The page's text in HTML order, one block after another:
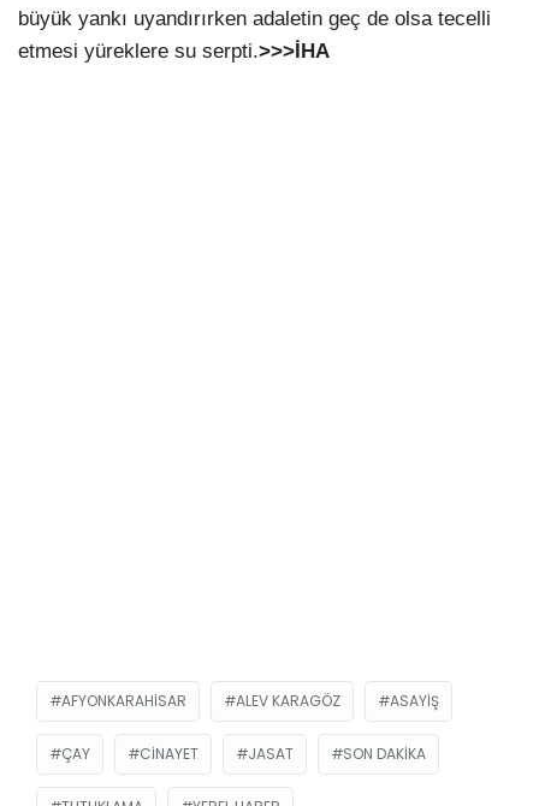
büyük yankı uyandırırken adaletin geç de olsa tecelli
etmesi yüreklere su serpti.>>>İHA
AFYONKARAHISAR ALEV KARAGÖZ ASAYIŞ
ÇAY CINAYET JASAT SON DAKIKA